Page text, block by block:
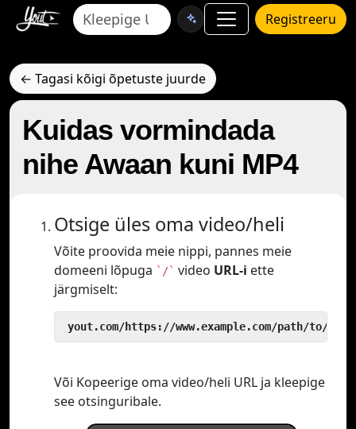
Registreeru
← Tagasi kõigi õpetuste juurde
Kuidas vormindada
nihe Awaan kuni MP4
Otsige üles oma video/heli
Võite proovida meie nippi, pannes meie
domeeni lõpuga `/` video URL-i ette
järgmiselt:
yout.com/https://www.example.com/path/to/
Või Kopeerige oma video/heli URL ja kleepige
see otsinguribale.